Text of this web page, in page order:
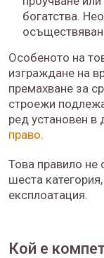
богатства.
Особеното на
изграждане на
премахване за
строежи
ред установен в
право.
Това правило не
шеста
експлоатация.
Кой е